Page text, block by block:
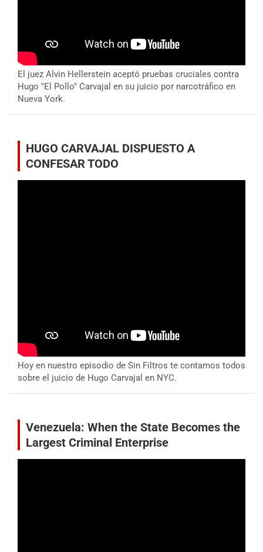
El juez Alvin Hellerstein aceptó pruebas cruciales contra
Hugo "El Pollo" Carvajal en su juicio por narcotráfico en
Nueva York.
HUGO CARVAJAL DISPUESTO A
CONFESAR TODO
Hoy en nuestro episodio de Sin Filtros te contamos todos
sobre el juicio de Hugo Carvajal en NYC.
Venezuela: When the State Becomes the
Largest Criminal Enterprise